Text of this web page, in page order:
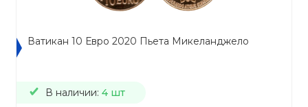
Ватикан 10 Евро 2020 Пьета Микеланджело
В наличии: 4 шт